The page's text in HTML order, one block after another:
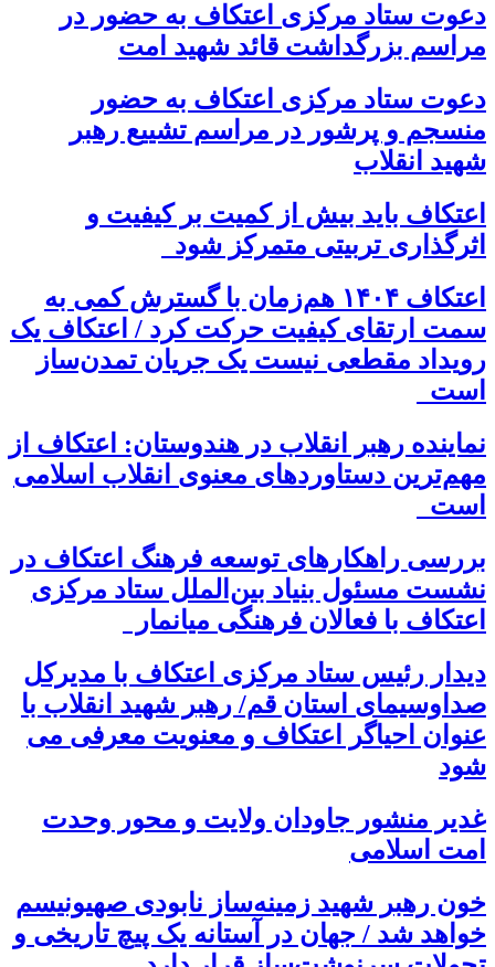
دعوت ستاد مرکزی اعتکاف به حضور در
مراسم بزرگداشت قائد شهید امت
دعوت ستاد مرکزی اعتکاف به حضور
منسجم و پرشور در مراسم تشییع رهبر
شهید انقلاب
اعتکاف باید بیش از کمیت بر کیفیت و
اثرگذاری تربیتی متمرکز شود
اعتکاف ۱۴۰۴ هم‌زمان با گسترش کمی به
سمت ارتقای کیفیت حرکت کرد / اعتکاف یک
رویداد مقطعی نیست یک جریان تمدن‌ساز
است
نماینده رهبر انقلاب در هندوستان: اعتکاف از
مهم‌ترین دستاوردهای معنوی انقلاب اسلامی
است
بررسی راهکارهای توسعه فرهنگ اعتکاف در
نشست مسئول بنیاد بین‌الملل ستاد مرکزی
اعتکاف با فعالان فرهنگی میانمار
دیدار رئیس ستاد مرکزی اعتکاف با مدیرکل
صداوسیمای استان قم/ رهبر شهید انقلاب با
عنوان احیاگر اعتکاف و معنویت معرفی می
شود
غدیر منشور جاودان ولایت و محور وحدت
امت اسلامی
خون رهبر شهید زمینه‌ساز نابودی صهیونیسم
خواهد شد / جهان در آستانه یک پیچ تاریخی و